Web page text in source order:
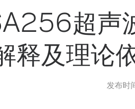
超声
释及理论
发布